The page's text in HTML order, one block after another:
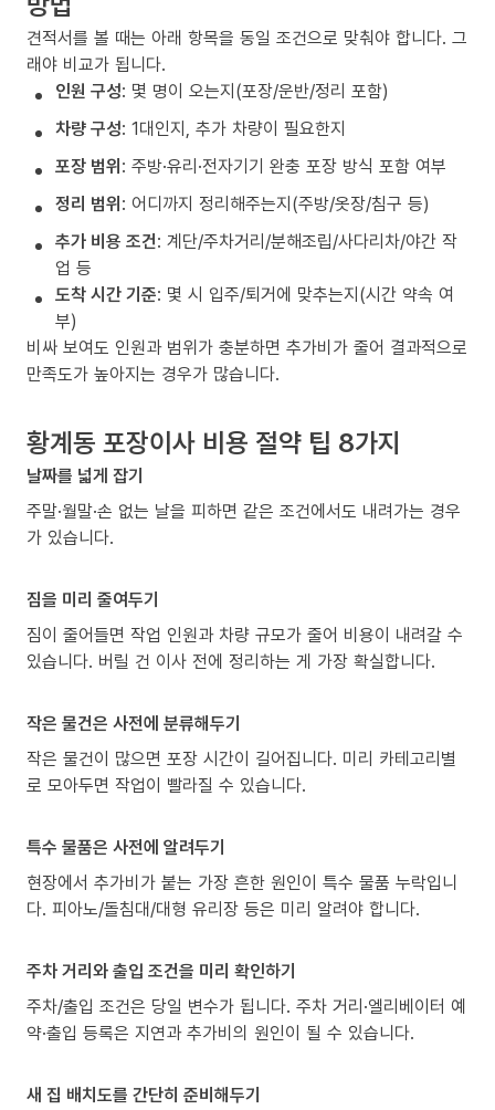
견적서를 볼 때는 아래 항목을 동일 조건으로 맞춰야 합니다. 그
래야 비교가 됩니다.
인원 구성: 몇 명이 오는지(포장/운반/정리 포함)
차량 구성: 1대인지, 추가 차량이 필요한지
포장 범위: 주방·유리·전자기기 완충 포장 방식 포함 여부
정리 범위: 어디까지 정리해주는지(주방/옷장/침구 등)
추가 비용 조건: 계단/주차거리/분해조립/사다리차/야간 작
업 등
도착 시간 기준: 몇 시 입주/퇴거에 맞추는지(시간 약속 여
부)
비싸 보여도 인원과 범위가 충분하면 추가비가 줄어 결과적으로
만족도가 높아지는 경우가 많습니다.
황계동 포장이사 비용 절약 팁 8가지
날짜를 넓게 잡기
주말·월말·손 없는 날을 피하면 같은 조건에서도 내려가는 경우
가 있습니다.
짐을 미리 줄여두기
짐이 줄어들면 작업 인원과 차량 규모가 줄어 비용이 내려갈 수
있습니다. 버릴 건 이사 전에 정리하는 게 가장 확실합니다.
작은 물건은 사전에 분류해두기
작은 물건이 많으면 포장 시간이 길어집니다. 미리 카테고리별
로 모아두면 작업이 빨라질 수 있습니다.
특수 물품은 사전에 알려두기
현장에서 추가비가 붙는 가장 흔한 원인이 특수 물품 누락입니
다. 피아노/돌침대/대형 유리장 등은 미리 알려야 합니다.
주차 거리와 출입 조건을 미리 확인하기
주차/출입 조건은 당일 변수가 됩니다. 주차 거리·엘리베이터 예
약·출입 등록은 지연과 추가비의 원인이 될 수 있습니다.
새 집 배치도를 간단히 준비해두기